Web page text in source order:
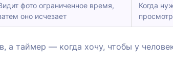
фото ограниченное время,
оно исчезает
Когда
таймер — когда хочу, чтобы у